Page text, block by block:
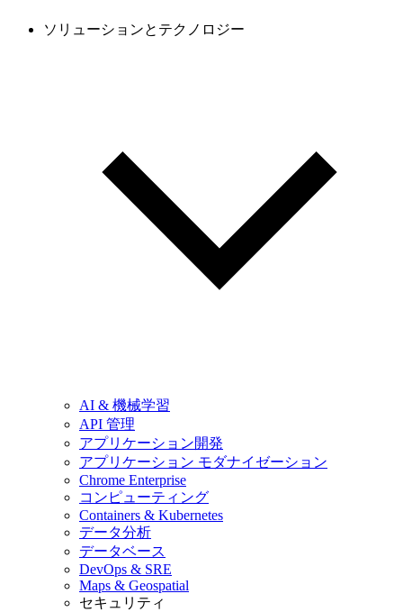
ソリューションとテクノロジー
AI & 機械学習
API 管理
アプリケーション開発
アプリケーション モダナイゼーション
Chrome Enterprise
コンピューティング
Containers & Kubernetes
データ分析
データベース
DevOps & SRE
Maps & Geospatial
セキュリティ